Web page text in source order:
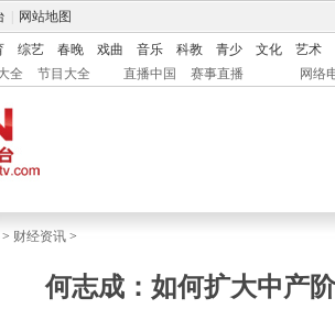
网站地图
综艺 春晚 戏曲 音乐 科教 青少 文化
艺术
全 节目大全 直播中国 赛事直播 网络
> 财经资讯 >
何志成：如何扩大中产